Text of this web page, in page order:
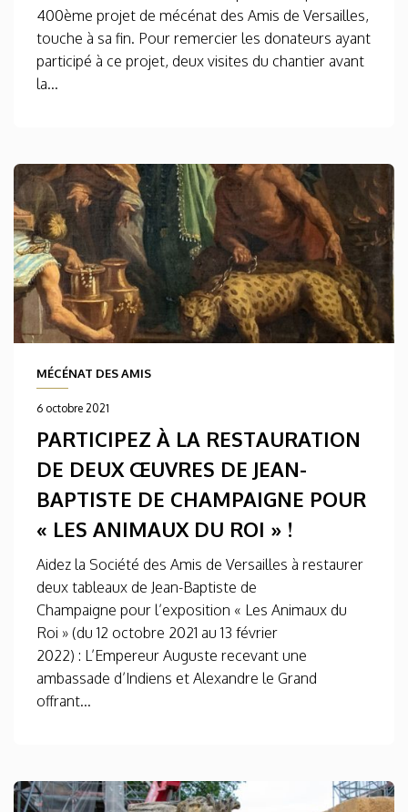
400ème projet de mécénat des Amis de Versailles,
touche à sa fin. Pour remercier les donateurs ayant
participé à ce projet, deux visites du chantier avant
la...
MÉCÉNAT DES AMIS
6 octobre 2021
PARTICIPEZ À LA RESTAURATION
DE DEUX ŒUVRES DE JEAN-
BAPTISTE DE CHAMPAIGNE POUR
« LES ANIMAUX DU ROI » !
Aidez la Société des Amis de Versailles à restaurer
deux tableaux de Jean-Baptiste de
Champaigne pour l’exposition « Les Animaux du
Roi » (du 12 octobre 2021 au 13 février
2022) : L’Empereur Auguste recevant une
ambassade d’Indiens et Alexandre le Grand
offrant...